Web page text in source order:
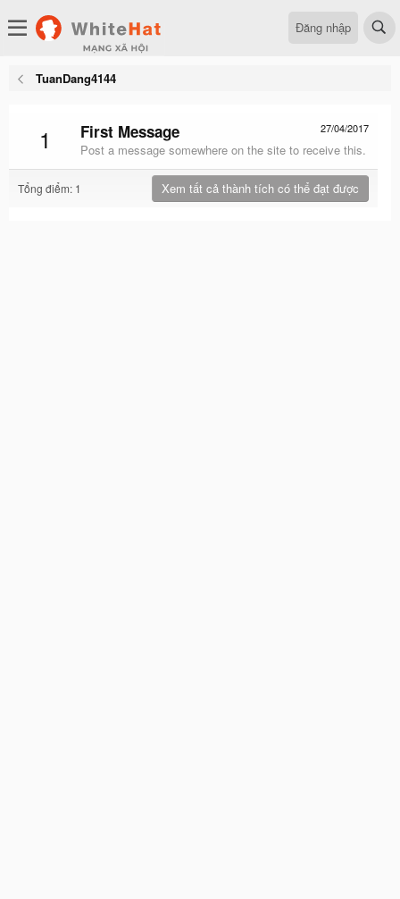
Đăng nhập
TuanDang4144
1 27/04/2017
First Message
Post a message somewhere on the site to receive this.
Tổng điểm: 1 Xem tất cả thành tích có thể đạt được